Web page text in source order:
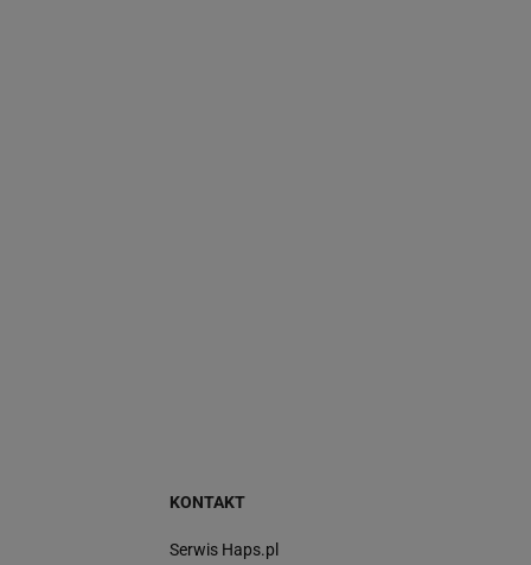
KONTAKT
Serwis Haps.pl